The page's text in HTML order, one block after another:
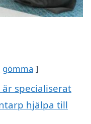
gömma
specialiserat
hjälpa till